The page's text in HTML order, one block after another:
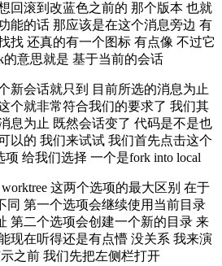
回滚到改蓝色之前的 那个版本 也就
能的话 那应该是在这个消息旁边 有
找 还真的有一个图标 有点像 不过它
意思就是 基于当前的会话
新会话就只到 目前所选的消息为止
个就非常符合我们的要求了 我们其
息为止 既然会话变了 代码是不是也
以的 我们来试试 我们首先点击这个
给我们选择 一个是fork into local
这两个选项的最大区别 在于
同 第一个选项会继续使用当前目录
第二个选项会创建一个新的目录 来
现在听得还是有点懵 没关系 我来演
之前 我们先把左侧栏打开